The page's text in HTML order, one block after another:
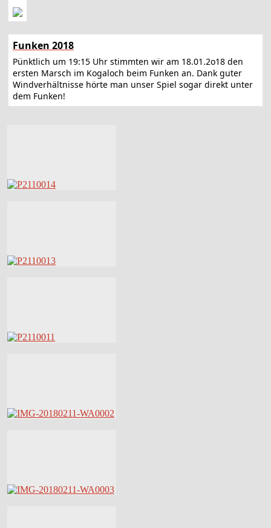
Funken 2018
Pünktlich um 19:15 Uhr stimmten wir am 18.01.2o18 den
ersten Marsch im Kogaloch beim Funken an. Dank guter
Windverhältnisse hörte man unser Spiel sogar direkt unter
dem Funken!